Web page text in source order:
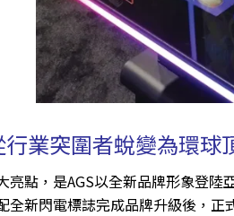
行業突圍者蛻變為環球
亮點，是AGS以全新品牌形象登
全新閃電標誌完成品牌升級後，